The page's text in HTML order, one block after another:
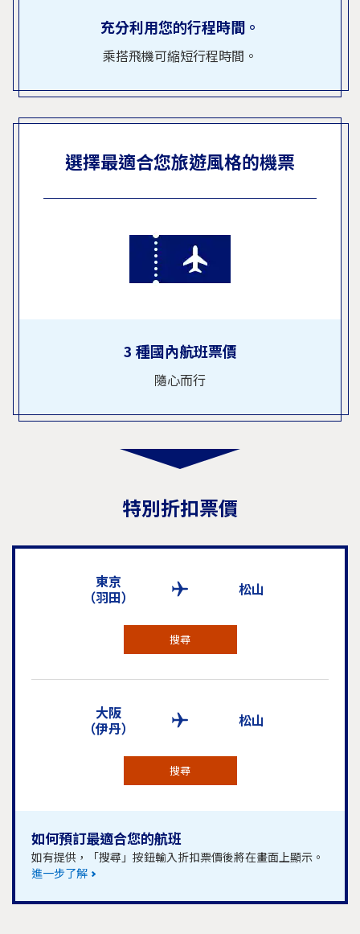
充分利用您的行程時間。
乘搭飛機可縮短行程時間。
選擇最適合您旅遊風格的機票
3 種國內航班票價
隨心而行
特別折扣票價
東京
（羽田）
松山
搜尋
大阪
（伊丹）
松山
搜尋
如何預訂最適合您的航班
如有提供，「搜尋」按鈕輸入折扣票價後將在畫面上顯示。
進一步了解